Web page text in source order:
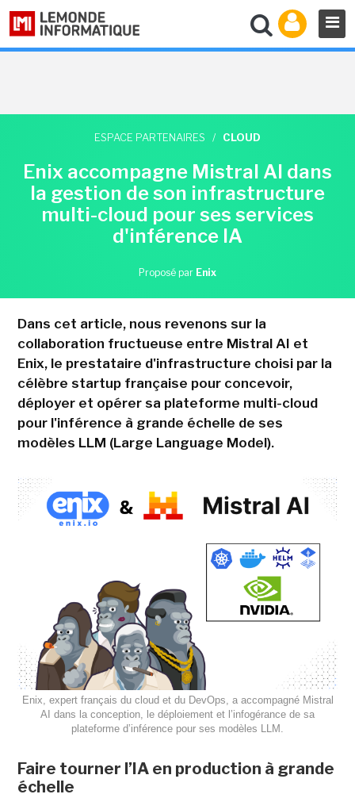
ESPACE PARTENAIRES / CLOUD
Enix accompagne Mistral AI dans
la gestion de son infrastructure
multi-cloud pour ses services
d'inférence IA
Proposé par Enix
Dans cet article, nous revenons sur la
collaboration fructueuse entre Mistral AI et
Enix, le prestataire d'infrastructure choisi par la
célèbre startup française pour concevoir,
déployer et opérer sa plateforme multi-cloud
pour l'inférence à grande échelle de ses
modèles LLM (Large Language Model).
Enix, expert français du cloud et du DevOps, a accompagné Mistral
AI dans la conception, le déploiement et l’infogérance de sa
plateforme d’inférence pour ses modèles LLM.
Faire tourner l’IA en production à grande
échelle